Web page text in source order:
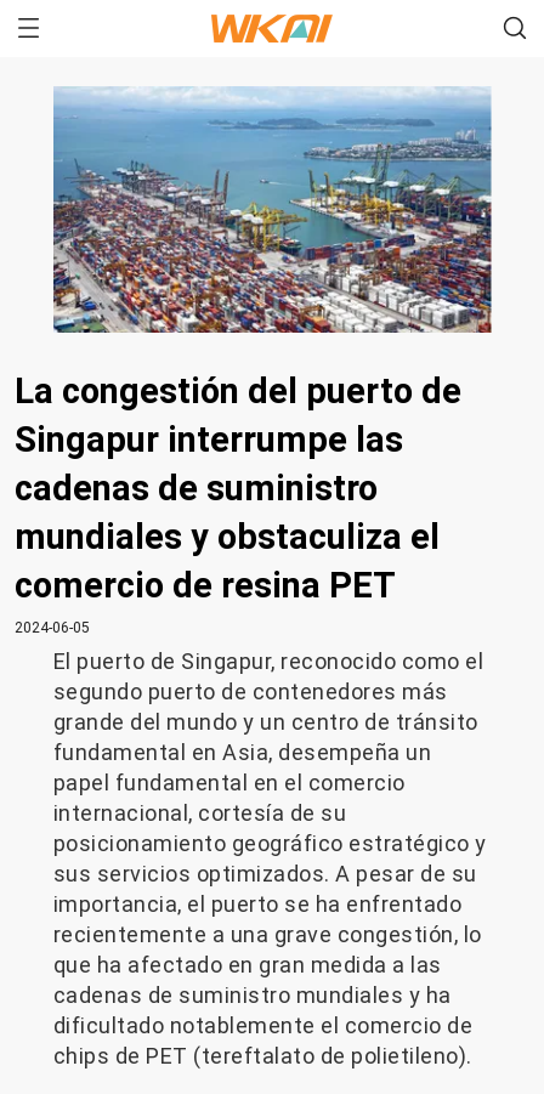
La congestión del puerto de
Singapur interrumpe las
cadenas de suministro
mundiales y obstaculiza el
comercio de resina PET
2024-06-05
El puerto de Singapur, reconocido como el
segundo puerto de contenedores más
grande del mundo y un centro de tránsito
fundamental en Asia, desempeña un
papel fundamental en el comercio
internacional, cortesía de su
posicionamiento geográfico estratégico y
sus servicios optimizados. A pesar de su
importancia, el puerto se ha enfrentado
recientemente a una grave congestión, lo
que ha afectado en gran medida a las
cadenas de suministro mundiales y ha
dificultado notablemente el comercio de
chips de PET (tereftalato de polietileno).